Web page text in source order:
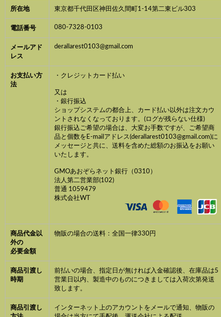
所在地 東京都千代田区神田佐久間町1-14第二東ビル303
電話番号 080-7328-0103
メールアド
レス
derallarest0103@gmail.com
お支払い方
法
・クレジットカード払い
又は
・銀行振込
ショップシステムの都合上、カード払い以外は注文カウ
ントされなくなっております。(ログが残らない仕様)
銀行振込ご希望の場合は、大変お手数ですが、ご希望商
品と個数をE-mailアドレス(derallarest0103@gmail.com)に
メッセージと共に、送料を含めた総額のお振込をお願い
いたします。
GMOあおぞらネット銀行（0310）
法人第二営業部(102)
普通 1059479
株式会社WT
商品代金以
外の
必要金額
物販の場合の送料：全国一律330円
商品引渡し
時期
前払いの場合、指定日が無ければ入金確認後、在庫品は5
営業日以内、製造中のものにつきましては入荷次第発送
致します。
商品引渡し
インターネット上のアカウントをメールで通知、物販の